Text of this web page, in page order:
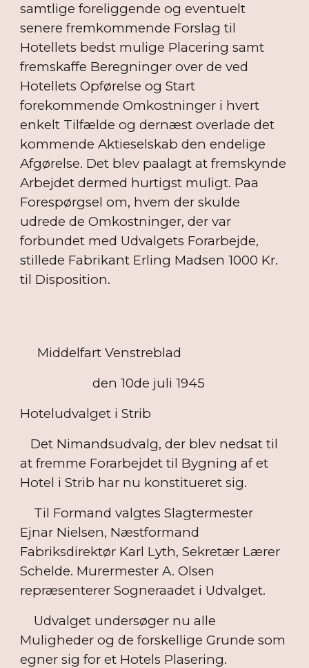
samtlige foreliggende og eventuelt
senere fremkommende Forslag til
Hotellets bedst mulige Placering samt
fremskaffe Beregninger over de ved
Hotellets Opførelse og Start
forekommende Omkostninger i hvert
enkelt Tilfælde og dernæst overlade det
kommende Aktieselskab den endelige
Afgørelse. Det blev paalagt at fremskynde
Arbejdet dermed hurtigst muligt. Paa
Forespørgsel om, hvem der skulde
udrede de Omkostninger, der var
forbundet med Udvalgets Forarbejde,
stillede Fabrikant Erling Madsen 1000 Kr.
til Disposition.
Middelfart Venstreblad
den 10de juli 1945
Hoteludvalget i Strib
Det Nimandsudvalg, der blev nedsat til
at fremme Forarbejdet til Bygning af et
Hotel i Strib har nu konstitueret sig.
Til Formand valgtes Slagtermester
Ejnar Nielsen, Næstformand
Fabriksdirektør Karl Lyth, Sekretær Lærer
Schelde. Murermester A. Olsen
repræsenterer Sogneraadet i Udvalget.
Udvalget undersøger nu alle
Muligheder og de forskellige Grunde som
egner sig for et Hotels Plasering.